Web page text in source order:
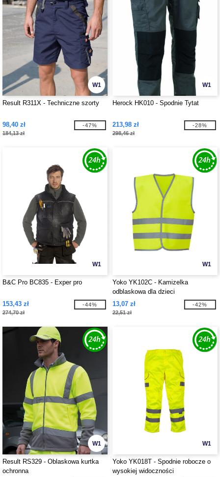
W1
Result R311X - Techniczne szorty
98,40 zł
184,13 zł
-47%
W1
Herock HK010 - Spodnie Tytat
213,98 zł
298,46 zł
-28%
W1
B&C Pro BC835 - Exper pro
153,43 zł
274,70 zł
-44%
W1
Yoko YK102C - Kamizelka
odblaskowa dla dzieci
13,07 zł
22,51 zł
-42%
W1
Result RS329 - Oblaskowa kurtka
ochronna
W1
Yoko YK018T - Spodnie robocze o
wysokiej widoczności